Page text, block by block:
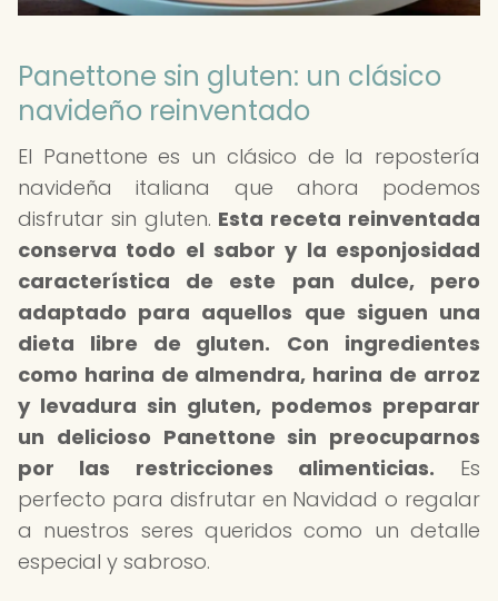
Panettone sin gluten: un clásico
navideño reinventado
El Panettone es un clásico de la repostería
navideña italiana que ahora podemos
disfrutar sin gluten. Esta receta reinventada
conserva todo el sabor y la esponjosidad
característica de este pan dulce, pero
adaptado para aquellos que siguen una
dieta libre de gluten.
Con ingredientes
como harina de almendra, harina de arroz
y levadura sin gluten, podemos preparar
un delicioso Panettone sin preocuparnos
por las restricciones alimenticias. Es
perfecto para disfrutar en Navidad o regalar
a nuestros seres queridos como un detalle
especial y sabroso.